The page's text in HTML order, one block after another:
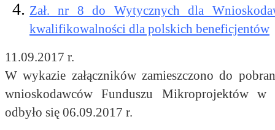
Zał. nr 8 do Wytycznych dla
kwalifikowalności dla polskich beneficjentów
11.09.2017 r.
W wykazie załączników zamieszczono do
wnioskodawców Funduszu Mikroprojektów w
odbyło się 06.09.2017 r.